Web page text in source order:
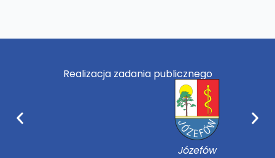
Realizacja zadania publicznego